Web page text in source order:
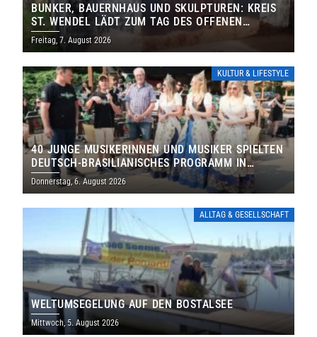
BUNKER, BAUERNHAUS UND SKULPTUREN: KREIS
ST. WENDEL LÄDT ZUM TAG DES OFFENEN
DENKMALS EIN
Freitag, 7. August 2026
KULTUR & LIFESTYLE
40 JUNGE MUSIKERINNEN UND MUSIKER SPIELTEN
DEUTSCH-BRASILIANISCHES PROGRAMM IN
THOLEY
Donnerstag, 6. August 2026
ALLTAG & GESELLSCHAFT
WELTUMSEGELUNG AUF DEN BOSTALSEE
Mittwoch, 5. August 2026